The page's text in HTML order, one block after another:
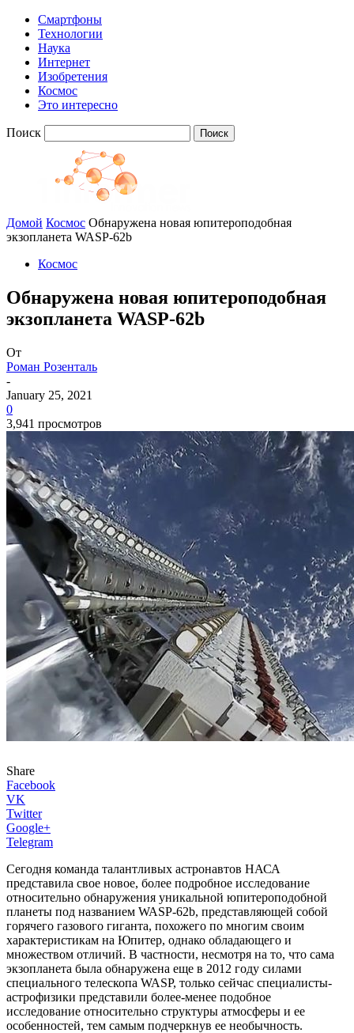
Смартфоны
Технологии
Наука
Интернет
Изобретения
Космос
Это интересно
Поиск
Домой Космос Обнаружена новая юпитероподобная
экзопланета WASP-62b
Космос
Обнаружена новая юпитероподобная
экзопланета WASP-62b
От
Роман Розенталь
-
January 25, 2021
0
3,941 просмотров
Share
Facebook
VK
Twitter
Google+
Telegram
Сегодня команда талантливых астронавтов НАСА
представила свое новое, более подробное исследование
относительно обнаружения уникальной юпитероподобной
планеты под названием WASP-62b, представляющей собой
горячего газового гиганта, похожего по многим своим
характеристикам на Юпитер, однако обладающего и
множеством отличий. В частности, несмотря на то, что сама
экзопланета была обнаружена еще в 2012 году силами
специального телескопа WASP, только сейчас специалисты-
астрофизики представили более-менее подобное
исследование относительно структуры атмосферы и ее
особенностей, тем самым подчеркнув ее необычность.